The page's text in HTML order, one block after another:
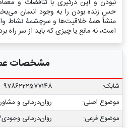
حس زنده بودن را به وجود انسان
منشأ همۀ خلاقیت‌ها و سرچشمۀ نشاط
است، نه مانع یا چیزی که باید از سر راه
مشخصات
شابک:
9786222577148
موضوع اصلی:
روان‌درمانی و
موضوع فرعی:
روان‌‌درمانی وجودی/